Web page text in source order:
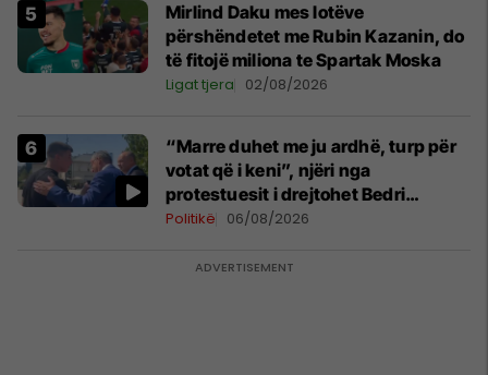
Mirlind Daku mes lotëve
përshëndetet me Rubin Kazanin, do
të fitojë miliona te Spartak Moska
Ligat tjera 02/08/2026
“Marre duhet me ju ardhë, turp për
votat që i keni”, njëri nga
protestuesit i drejtohet Bedri
Hamzës
Politikë 06/08/2026